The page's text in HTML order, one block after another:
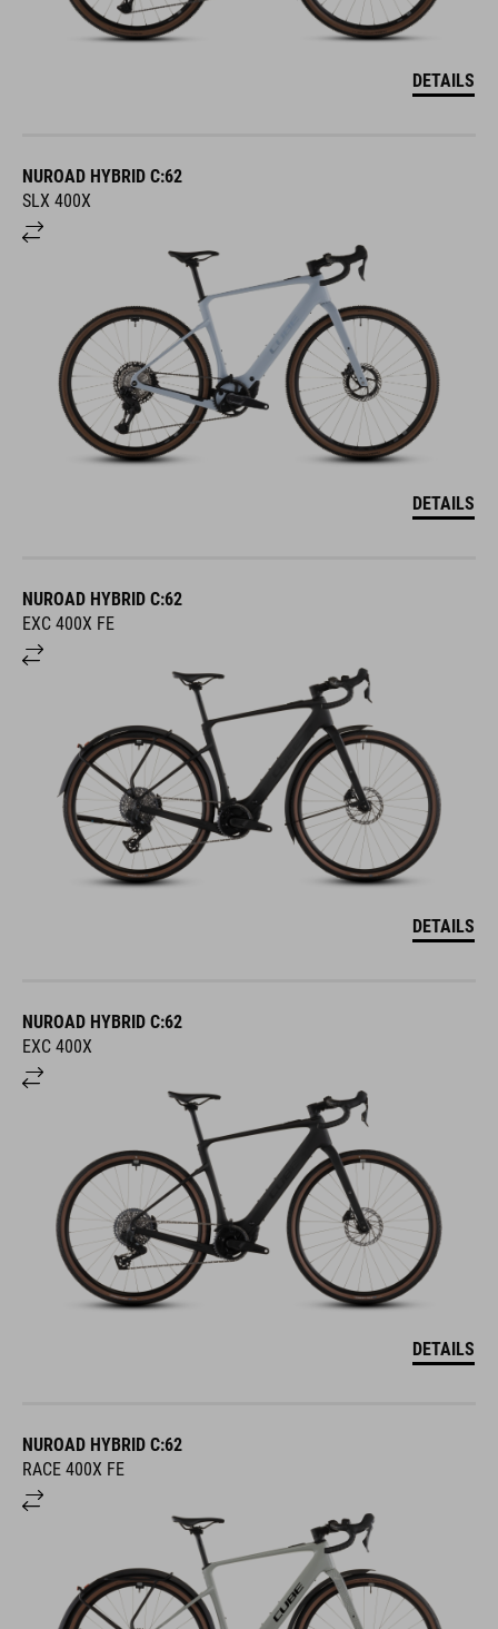
DETAILS
NUROAD HYBRID C:62
SLX 400X
DETAILS
NUROAD HYBRID C:62
EXC 400X FE
DETAILS
NUROAD HYBRID C:62
EXC 400X
DETAILS
NUROAD HYBRID C:62
RACE 400X FE